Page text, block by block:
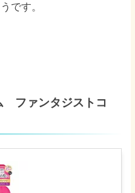
です。
ファンタジストコ